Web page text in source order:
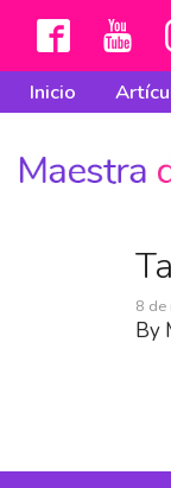
Inicio
8 de
By